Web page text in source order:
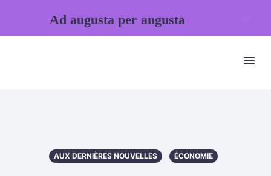
AUX DERNIÈRES NOUVELLES ÉCONOMIE
Ad augusta per angusta